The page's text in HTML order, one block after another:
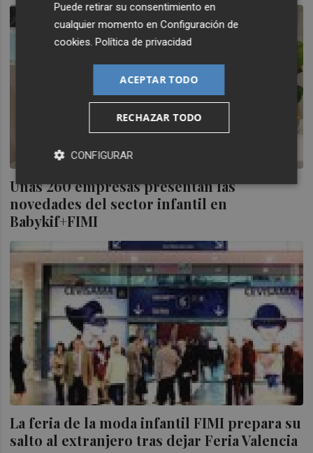
Unas 260 empresas presentan las
novedades del sector infantil en
Babykif+FIMI
La feria de la moda infantil FIMI prepara su
salto al extranjero tras dejar Feria Valencia
Puede retirar su consentimiento en
cualquier momento enConfiguración de
cookies.Política de privacidad
ACEPTAR TODO
RECHAZAR TODO
CONFIGURAR